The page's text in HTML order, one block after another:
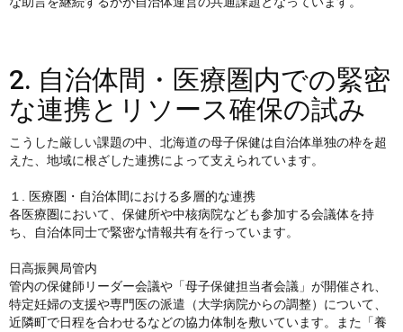
2. 自治体間・医療圏内での緊密
な連携とリソース確保の試み
こうした厳しい課題の中、北海道の母子保健は自治体単独の枠を超
えた、地域に根ざした連携によって支えられています。
１. 医療圏・自治体間における多層的な連携
各医療圏において、保健所や中核病院なども参加する会議体を持
ち、自治体同士で緊密な情報共有を行っています。
日高振興局管内
管内の保健師リーダー会議や「母子保健担当者会議」が開催され、
特定妊婦の支援や専門医の派遣（大学病院からの調整）について、
近隣町で日程を合わせるなどの協力体制を敷いています。また「養